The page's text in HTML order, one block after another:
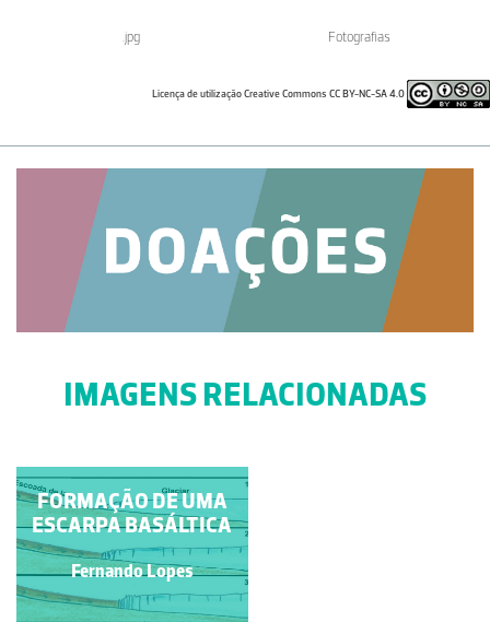
.jpg Fotografias
Licença de utilização Creative Commons CC BY-NC-SA 4.0
IMAGENS RELACIONADAS
CALÇADA DE
GIGANTES
Mário Cachão
FORMAÇÃO DE UMA
ESCARPA BASÁLTICA
Fernando Lopes